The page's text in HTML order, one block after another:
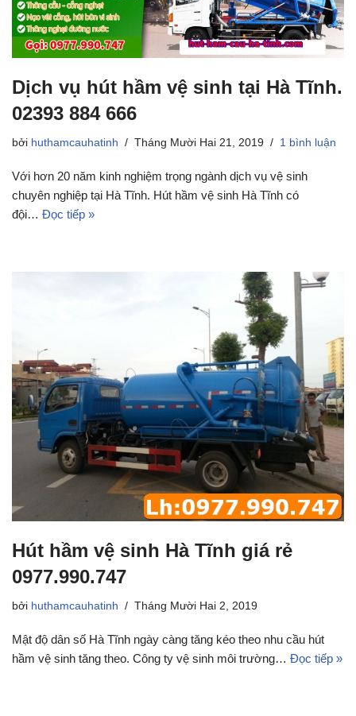
Dịch vụ hút hầm vệ sinh tại Hà Tĩnh.
02393 884 666
bởi huthamcauhatinh Tháng Mười Hai 21, 2019 1 bình luận
Với hơn 20 năm kinh nghiệm trọng ngành dịch vụ vệ sinh
chuyên nghiệp tại Hà Tĩnh. Hút hầm vệ sinh Hà Tĩnh có
đội… Đọc tiếp »
Hút hầm vệ sinh Hà Tĩnh giá rẻ
0977.990.747
bởi huthamcauhatinh Tháng Mười Hai 2, 2019
Mật độ dân số Hà Tĩnh ngày càng tăng kéo theo nhu cầu hút
hầm vệ sinh tăng theo. Công ty vệ sinh môi trường… Đọc tiếp »